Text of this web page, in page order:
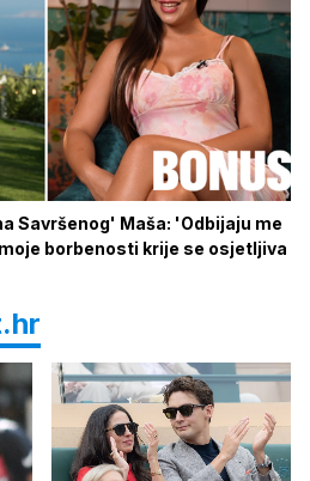
Savršenog' Maša: 'Odbijaju me
borbenosti krije se osjetljiva